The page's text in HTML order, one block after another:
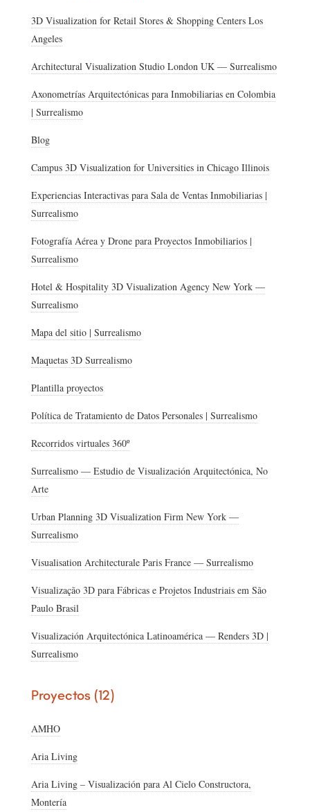
3D Visualization for Retail Stores & Shopping Centers Los
Angeles
Architectural Visualization Studio London UK — Surrealismo
Axonometrías Arquitectónicas para Inmobiliarias en Colombia
| Surrealismo
Blog
Campus 3D Visualization for Universities in Chicago Illinois
Experiencias Interactivas para Sala de Ventas Inmobiliarias |
Surrealismo
Fotografía Aérea y Drone para Proyectos Inmobiliarios |
Surrealismo
Hotel & Hospitality 3D Visualization Agency New York —
Surrealismo
Mapa del sitio | Surrealismo
Maquetas 3D Surrealismo
Plantilla proyectos
Política de Tratamiento de Datos Personales | Surrealismo
Recorridos virtuales 360º
Surrealismo — Estudio de Visualización Arquitectónica, No
Arte
Urban Planning 3D Visualization Firm New York —
Surrealismo
Visualisation Architecturale Paris France — Surrealismo
Visualização 3D para Fábricas e Projetos Industriais em São
Paulo Brasil
Visualización Arquitectónica Latinoamérica — Renders 3D |
Surrealismo
Proyectos (12)
AMHO
Aria Living
Aria Living – Visualización para Al Cielo Constructora,
Montería